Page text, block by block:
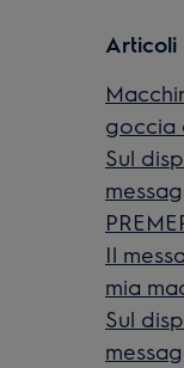
Articoli
goccia
Sul
Il
mia
Sul